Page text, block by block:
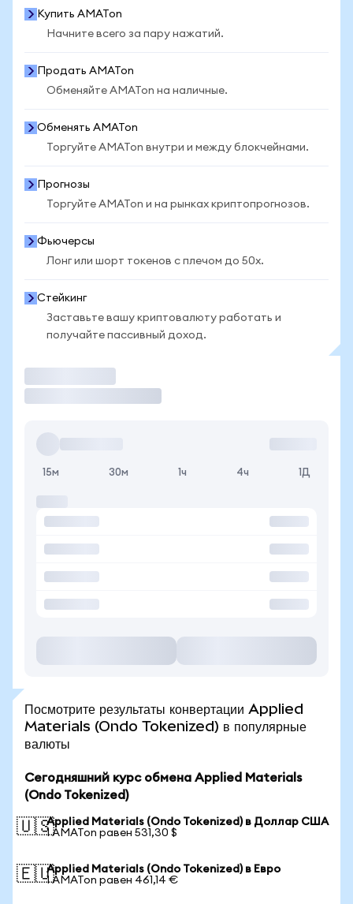
Купить AMATon
Начните всего за пару нажатий.
Продать AMATon
Обменяйте AMATon на наличные.
Обменять AMATon
Торгуйте AMATon внутри и между блокчейнами.
Прогнозы
Торгуйте AMATon и на рынках криптопрогнозов.
Фьючерсы
Лонг или шорт токенов с плечом до 50x.
Стейкинг
Заставьте вашу криптовалюту работать и
получайте пассивный доход.
15м 30м 1ч 4ч 1Д
Посмотрите результаты конвертации Applied
Materials (Ondo Tokenized) в популярные
валюты
Сегодняшний курс обмена Applied Materials
(Ondo Tokenized)
🇺🇸Applied Materials (Ondo Tokenized) в Доллар США
1 AMATon равен 531,30 $
🇪🇺Applied Materials (Ondo Tokenized) в Евро
1 AMATon равен 461,14 €